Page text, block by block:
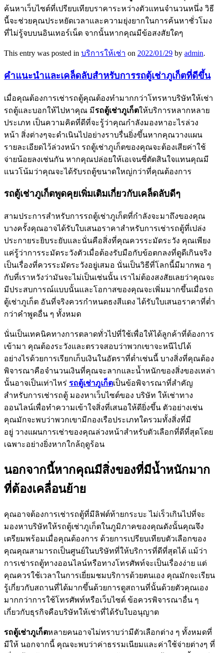
ค้นหาเว็บไซต์ที่เปรียบเทียบราคาระหว่างตัวแทนจำนวนหนึ่ง วิธี
นี้จะช่วยคุณประหยัดเวลาและความยุ่งยากในการค้นหาชั่วโมง
ที่ไม่รู้จบบนอินเทอร์เน็ต จากนั้นหากคุณมีข้อสงสัยใดๆ
This entry was posted in บริการให้เช่า on 2022/01/29 by admin.
คำแนะนำและเคล็ดลับสำหรับการรถตู้เช่าภูเก็ตที่ดีขึ้น
เมื่อคุณต้องการเช่ารถตู้คุณต้องทำมากกว่าโทรหาบริษัทให้เช่า
รถตู้และบอกให้ไปหาคุณ มีรถตู้เช่าภูเก็ตให้บริการหลากหลาย
ประเภท เป็นความคิดที่ดีที่จะรู้ว่าคุณกำลังมองหาอะไรล่วง
หน้า สิ่งต่างๆจะดำเนินไปอย่างราบรื่นยิ่งขึ้นหากคุณวางแผน
รายละเอียดไว้ล่วงหน้า รถตู้เช่าภูเก็ตของคุณจะต้องเสียค่าใช้
จ่ายน้อยลงเช่นกัน หากคุณปล่อยให้เอเจนซี่ตัดสินใจแทนคุณมี
แนวโน้มว่าคุณจะได้รับรถตู้ขนาดใหญ่กว่าที่คุณต้องการ
รถตู้เช่าภูเก็ตพูดคุยเพิ่มเติมเกี่ยวกับเคล็ดลับดีๆ
สามประการสำหรับการรถตู้เช่าภูเก็ตที่กำลังจะมาถึงของคุณ
บางครั้งคุณอาจได้รับใบเสนอราคาสำหรับการเช่ารถตู้ที่เปล่ง
ประกายระยิบระยับและนั่นคือสิ่งที่คุณควรระมัดระวัง คุณเพียง
แค่รู้ว่าการระมัดระวังตัวเมื่อต้องรับมือกับข้อตกลงที่ดูดีเกินจริง
เป็นเรื่องที่ควรระมัดระวังอยู่เสมอ นั่นเป็นวิธีที่โลกนี้มีมากพอ ๆ
กับที่เราหวังว่ามันจะไม่เป็นเช่นนั้น เราไม่ต้องสงสัยเลยว่าคุณจะ
มีประสบการณ์แบบนั้นและโอกาสของคุณจะเพิ่มมากขึ้นเมื่อรถ
ตู้เช่าภูเก็ต อันที่จริงควรกำหนดธงสีแดง ได้รับใบเสนอราคาที่ต่ำ
กว่าคำพูดอื่น ๆ ทั้งหมด
นั่นเป็นเทคนิคทางการตลาดทั่วไปที่ใช้เพื่อให้ได้ลูกค้าที่ต้องการ
เข้ามา คุณต้องระวังและตรวจสอบว่าพวกเขาจะหนีไปได้
อย่างไรด้วยการเรียกเก็บเงินในอัตราที่ต่ำเช่นนี้ บางสิ่งที่คุณต้อง
พิจารณาคือจำนวนเงินที่คุณจะลากและน้ำหนักของสิ่งของเหล่า
นั้นอาจเป็นเท่าไหร่ รถตู้เช่าภูเก็ตเป็นข้อพิจารณาที่สำคัญ
สำหรับการเช่ารถตู้ มองหาเว็บไซต์ของ บริษัท ให้เช่าทาง
ออนไลน์เพื่อทำความเข้าใจสิ่งที่เสนอให้ดียิ่งขึ้น ตัวอย่างเช่น
คุณมักจะพบว่าพวกเขามีกองเรือประเภทใดรวมทั้งสิ่งที่มี
อยู่ วางแผนการเช่าของคุณล่วงหน้าสำหรับตัวเลือกที่ดีที่สุดโดย
เฉพาะอย่างยิ่งหากใกล้ฤดูร้อน
นอกจากนี้หากคุณมีสิ่งของที่มีน้ำหนักมาก
ที่ต้องเคลื่อนย้าย
คุณอาจต้องการเช่ารถตู้ที่มีลิฟต์ท้ายกระบะ ไม่เร็วเกินไปที่จะ
มองหาบริษัทให้รถตู้เช่าภูเก็ตในภูมิภาคของคุณดังนั้นคุณจึง
เตรียมพร้อมเมื่อคุณต้องการ ด้วยการเปรียบเทียบตัวเลือกของ
คุณคุณสามารถเป็นศูนย์ในบริษัทที่ให้บริการที่ดีที่สุดได้ แม้ว่า
การเช่ารถตู้ทางออนไลน์หรือทางโทรศัพท์จะเป็นเรื่องง่าย แต่
คุณควรใช้เวลาในการเยี่ยมชมบริการด้วยตนเอง คุณมักจะเรียน
รู้เกี่ยวกับสถานที่ได้มากขึ้นด้วยการดูสถานที่นั้นด้วยตัวคุณเอง
มากกว่าการใช้โทรศัพท์หรือเว็บไซต์ ข้อควรพิจารณาอื่น ๆ
เกี่ยวกับธุรกิจคือบริษัทให้เช่าที่ได้รับใบอนุญาต
รถตู้เช่าภูเก็ตหลายคนอาจไม่ทราบว่ามีตัวเลือกต่าง ๆ ทั้งหมดที่
มีให้ นอกจากนี้ คุณจะพบว่าค่าธรรมเนียมและค่าใช้จ่ายต่างๆ ที่